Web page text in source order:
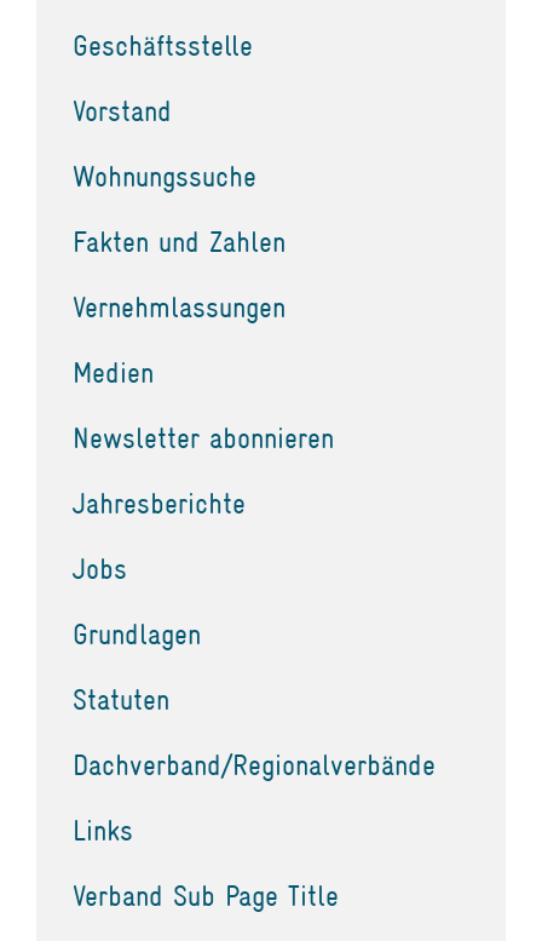
Geschäftsstelle
Vorstand
Wohnungssuche
Fakten und Zahlen
Vernehmlassungen
Medien
Newsletter abonnieren
Jahresberichte
Jobs
Grundlagen
Statuten
Dachverband/Regionalverbände
Links
Verband Sub Page Title